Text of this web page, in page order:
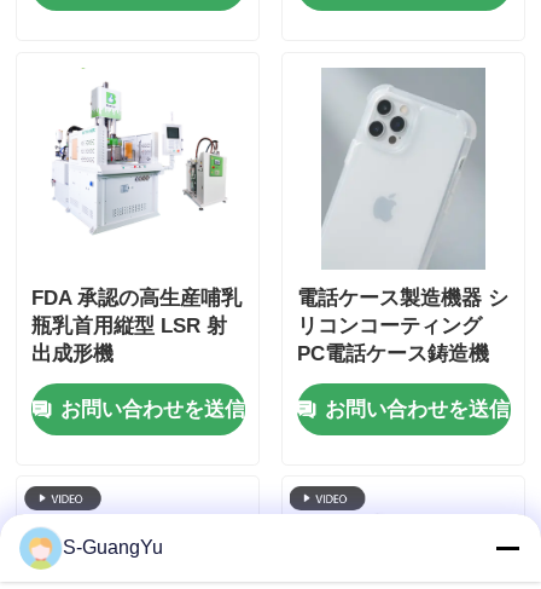
FDA 承認の高生産哺乳
瓶乳首用縦型 LSR 射
出成形機
お問い合わせを送信
電話ケース製造機器 シ
リコンコーティング
PC電話ケース鋳造機
お問い合わせを送信
S-GuangYu